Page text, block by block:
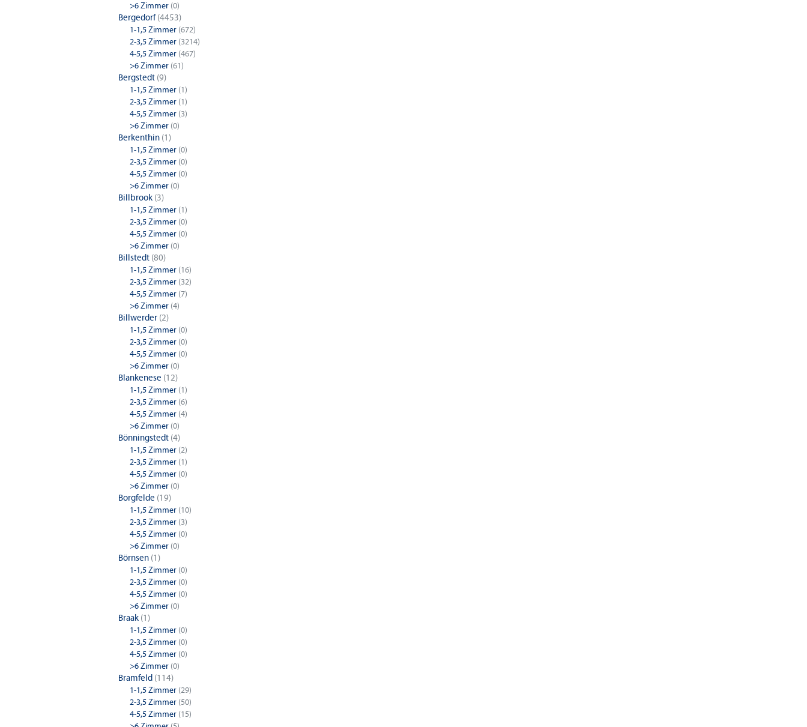
>6 Zimmer (0)
Bergedorf(4453)
1-1,5 Zimmer (672)
2-3,5 Zimmer (3214)
4-5,5 Zimmer (467)
>6 Zimmer (61)
Bergstedt (9)
1-1,5 Zimmer (1)
2-3,5 Zimmer (1)
4-5,5 Zimmer (3)
>6 Zimmer (0)
Berkenthin (1)
1-1,5 Zimmer (0)
2-3,5 Zimmer (0)
4-5,5 Zimmer (0)
>6 Zimmer (0)
Billbrook (3)
1-1,5 Zimmer (1)
2-3,5 Zimmer (0)
4-5,5 Zimmer (0)
>6 Zimmer (0)
Billstedt (80)
1-1,5 Zimmer (16)
2-3,5 Zimmer (32)
4-5,5 Zimmer (7)
>6 Zimmer (4)
Billwerder (2)
1-1,5 Zimmer (0)
2-3,5 Zimmer (0)
4-5,5 Zimmer (0)
>6 Zimmer (0)
Blankenese (12)
1-1,5 Zimmer (1)
2-3,5 Zimmer (6)
4-5,5 Zimmer (4)
>6 Zimmer (0)
Bönningstedt (4)
1-1,5 Zimmer (2)
2-3,5 Zimmer (1)
4-5,5 Zimmer (0)
>6 Zimmer (0)
Borgfelde (19)
1-1,5 Zimmer (10)
2-3,5 Zimmer (3)
4-5,5 Zimmer (0)
>6 Zimmer (0)
Börnsen (1)
1-1,5 Zimmer (0)
2-3,5 Zimmer (0)
4-5,5 Zimmer (0)
>6 Zimmer (0)
Braak (1)
1-1,5 Zimmer (0)
2-3,5 Zimmer (0)
4-5,5 Zimmer (0)
>6 Zimmer (0)
Bramfeld (114)
1-1,5 Zimmer (29)
2-3,5 Zimmer (50)
4-5,5 Zimmer (15)